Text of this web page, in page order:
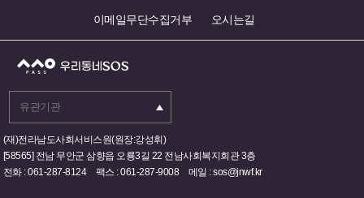
이메일무단수집거부 오시는길
(재)전라남도사회서비스원(원장:강성휘)
[58565] 전남 무안군 삼향읍 오룡3길 22 전남사회복지회관 3층
전화 : 061-287-8124 팩스 : 061-287-9008 메일 : sos@jnwf.kr